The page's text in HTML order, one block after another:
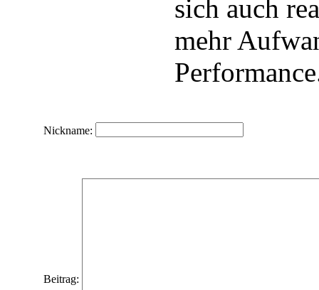
sich auch
mehr
Nickname:
Beitrag: